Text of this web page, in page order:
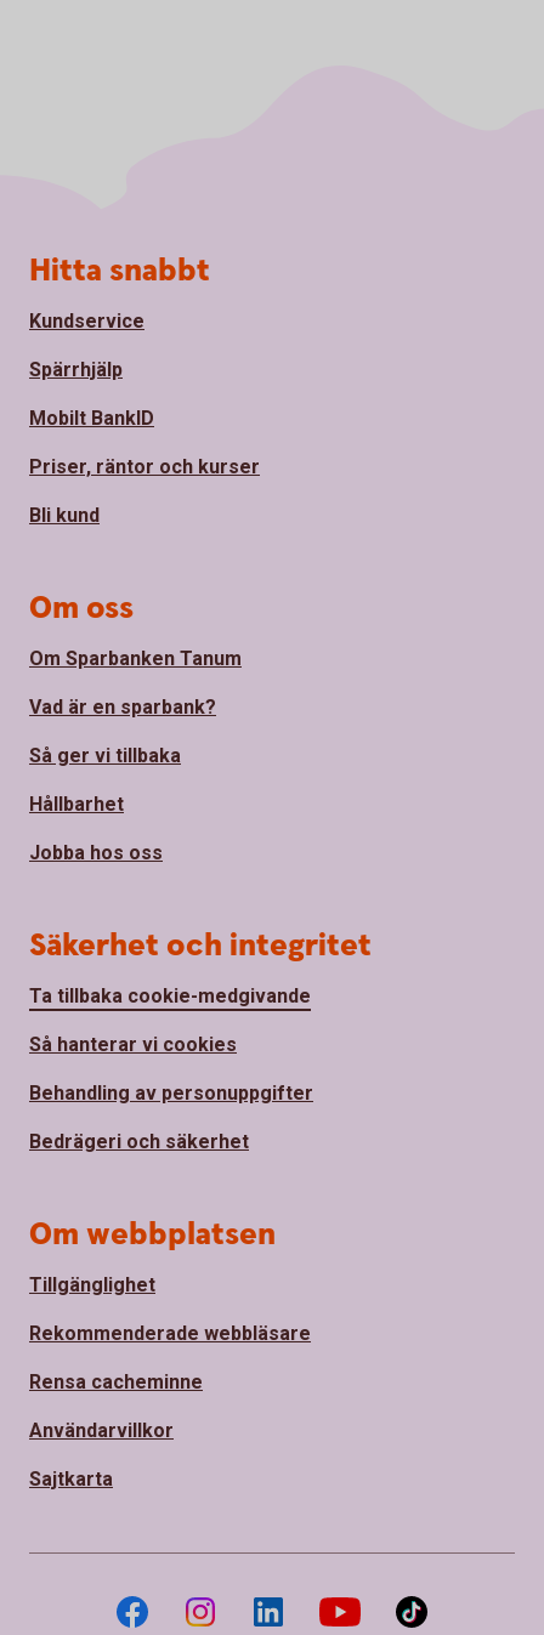
Sidfot
Hitta snabbt
Kundservice
Spärrhjälp
Mobilt BankID
Priser, räntor och kurser
Bli kund
Om oss
Om Sparbanken Tanum
Vad är en sparbank?
Så ger vi tillbaka
Hållbarhet
Jobba hos oss
Säkerhet och integritet
Ta tillbaka cookie-medgivande
Så hanterar vi cookies
Behandling av personuppgifter
Bedrägeri och säkerhet
Om webbplatsen
Tillgänglighet
Rekommenderade webbläsare
Rensa cacheminne
Användarvillkor
Sajtkarta